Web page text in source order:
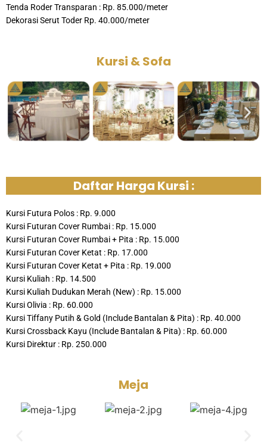
Tenda Roder Transparan : Rp. 85.000/meter
Dekorasi Serut Toder Rp. 40.000/meter
Kursi & Sofa
Daftar Harga Kursi :
Kursi Futura Polos : Rp. 9.000
Kursi Futuran Cover Rumbai : Rp. 15.000
Kursi Futuran Cover Rumbai + Pita : Rp. 15.000
Kursi Futuran Cover Ketat : Rp. 17.000
Kursi Futuran Cover Ketat + Pita : Rp. 19.000
Kursi Kuliah : Rp. 14.500
Kursi Kuliah Dudukan Merah (New) : Rp. 15.000
Kursi Olivia : Rp. 60.000
Kursi Tiffany Putih & Gold (Include Bantalan & Pita) : Rp. 40.000
Kursi Crossback Kayu (Include Bantalan & Pita) : Rp. 60.000
Kursi Direktur : Rp. 250.000
Meja